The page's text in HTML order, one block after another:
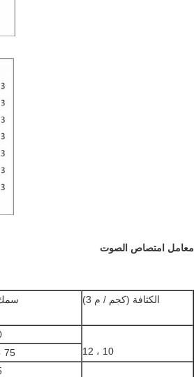
معامل امتصاص الصوت
الكثافة (كجم / م 3)
10 ، 12
75 ، 100